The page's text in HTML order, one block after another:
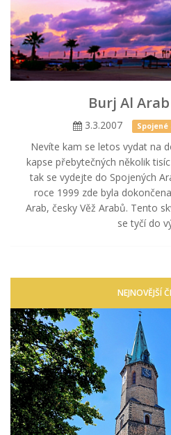
Burj Al
3.3.2007
Nevíte kam se letos vydat na
kapse přebytečných několik
tak se vydejte do Spojených
roce 1999 zde byla
Arab, česky Věž Arabů. Tento
se tyčí do
NEJNOVĚJŠÍ